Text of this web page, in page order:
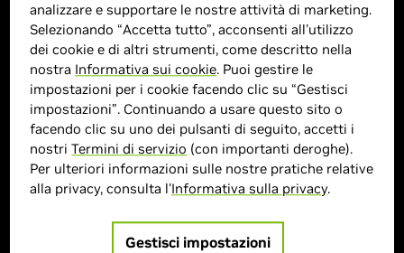
analizzare e supportare le nostre attività di marketing.
Selezionando “Accetta tutto”, acconsenti all'utilizzo
dei cookie e di altri strumenti, come descritto nella
nostra Informativa sui cookie. Puoi gestire le
impostazioni per i cookie facendo clic su “Gestisci
impostazioni”. Continuando a usare questo sito o
facendo clic su uno dei pulsanti di seguito, accetti i
nostriTermini di servizio (con importanti deroghe).
Per ulteriori informazioni sulle nostre pratiche relative
alla privacy, consulta l'Informativa sulla privacy.
Gestisci impostazioni